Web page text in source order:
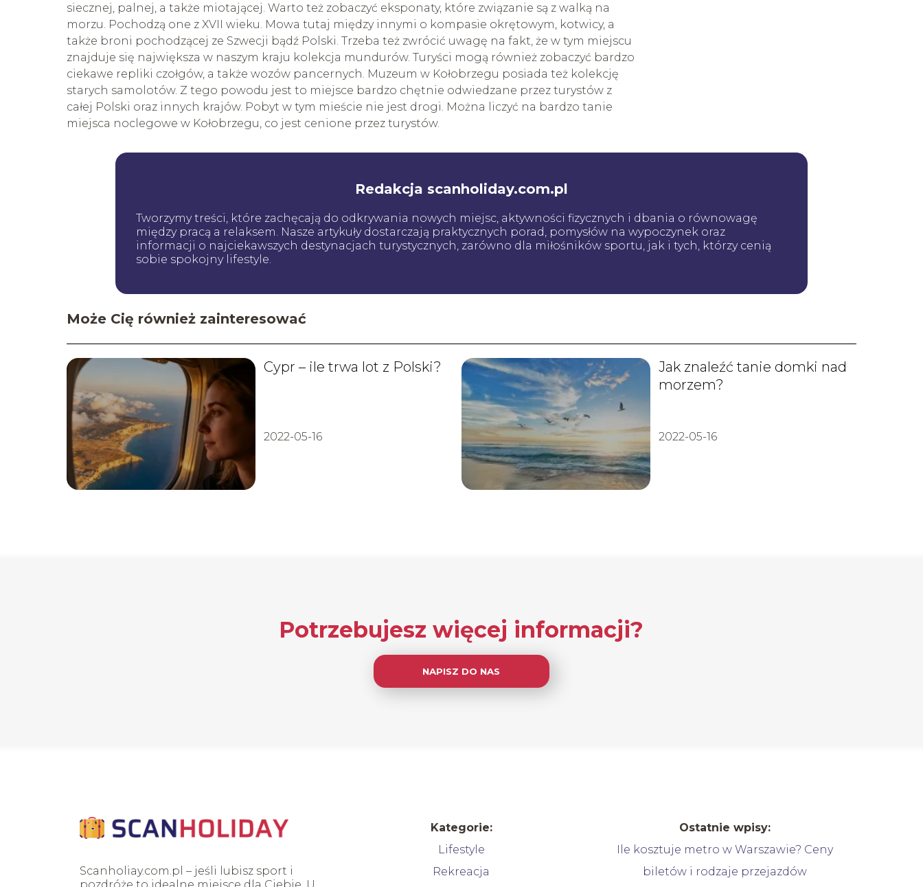
siecznej, palnej, a także miotającej. Warto też zobaczyć eksponaty, które związanie są z walką na
morzu. Pochodzą one z XVII wieku. Mowa tutaj między innymi o kompasie okrętowym, kotwicy, a
także broni pochodzącej ze Szwecji bądź Polski. Trzeba też zwrócić uwagę na fakt, że w tym miejscu
znajduje się największa w naszym kraju kolekcja mundurów. Turyści mogą również zobaczyć bardzo
ciekawe repliki czołgów, a także wozów pancernych. Muzeum w Kołobrzegu posiada też kolekcję
starych samolotów. Z tego powodu jest to miejsce bardzo chętnie odwiedzane przez turystów z
całej Polski oraz innych krajów. Pobyt w tym mieście nie jest drogi. Można liczyć na bardzo tanie
miejsca noclegowe w Kołobrzegu, co jest cenione przez turystów.
Redakcja scanholiday.com.pl
Tworzymy treści, które zachęcają do odkrywania nowych miejsc, aktywności fizycznych i dbania o równowagę
między pracą a relaksem. Nasze artykuły dostarczają praktycznych porad, pomysłów na wypoczynek oraz
informacji o najciekawszych destynacjach turystycznych, zarówno dla miłośników sportu, jak i tych, którzy cenią
sobie spokojny lifestyle.
Może Cię również zainteresować
Cypr – ile trwa lot z Polski?
2022-05-16
Jak znaleźć tanie domki nad
morzem?
2022-05-16
Potrzebujesz więcej informacji?
NAPISZ DO NAS
Scanholiay.com.pl – jeśli lubisz sport i
Kategorie:
Lifestyle
Rekreacja
Ostatnie wpisy:
Ile kosztuje metro w Warszawie? Ceny
biletów i rodzaje przejazdów